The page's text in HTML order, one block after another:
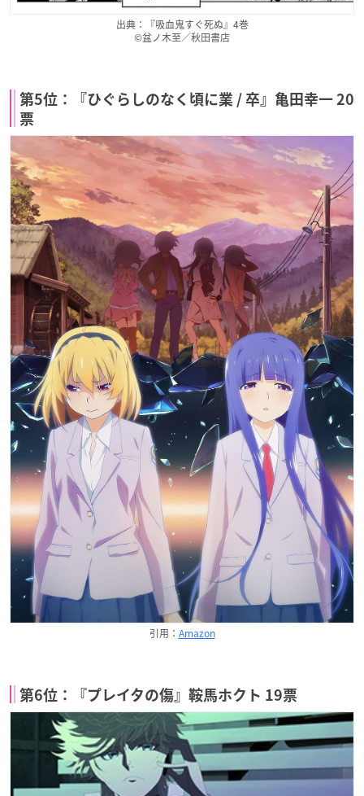
出典：『吸血鬼すぐ死ぬ』4巻
©盆ノ木至／秋田書店
第5位：『ひぐらしのなく頃に業 / 卒』亀田幸一 20
票
引用： Amazon
第6位：『プレイタの傷』鞍馬ホクト 19票